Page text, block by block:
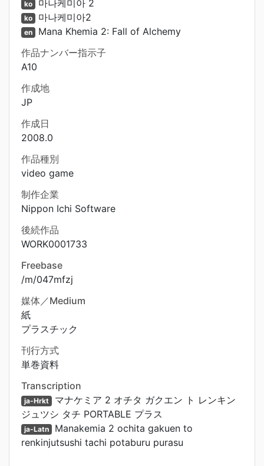
ko 마나케미아 2
ko 마나케미아2
en Mana Khemia 2: Fall of Alchemy
作品ナンバー指示子
A10
作成地
JP
作成日
2008.0
作品種別
video game
制作企業
Nippon Ichi Software
後続作品
WORK0001733
Freebase
/m/047mfzj
媒体／Medium
紙
プラスチック
刊行方式
単巻資料
Transcription
ja-Hrkt マナケミア 2 オチタ ガクエン ト レンキン
ジュツシ タチ PORTABLE プラス
ja-Latn Manakemia 2 ochita gakuen to
renkinjutsushi tachi potaburu purasu